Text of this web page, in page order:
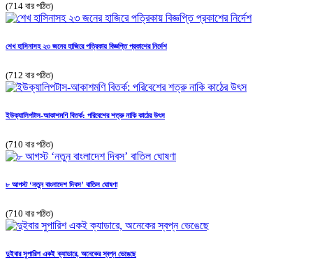
(714 বার পঠিত)
শেখ হাসিনাসহ ২৩ জনের হাজিরে পত্রিকায় বিজ্ঞপ্তি প্রকাশের নির্দেশ
(712 বার পঠিত)
ইউক্যালিপটাস-আকাশমণি বিতর্ক: পরিবেশের শত্রু নাকি কাঠের উৎস
(710 বার পঠিত)
৮ আগস্ট ‘নতুন বাংলাদেশ দিবস’ বাতিল ঘোষণা
(710 বার পঠিত)
দুইবার সুপারিশ একই ক্যাডারে, অনেকের স্বপ্ন ভেঙেছে